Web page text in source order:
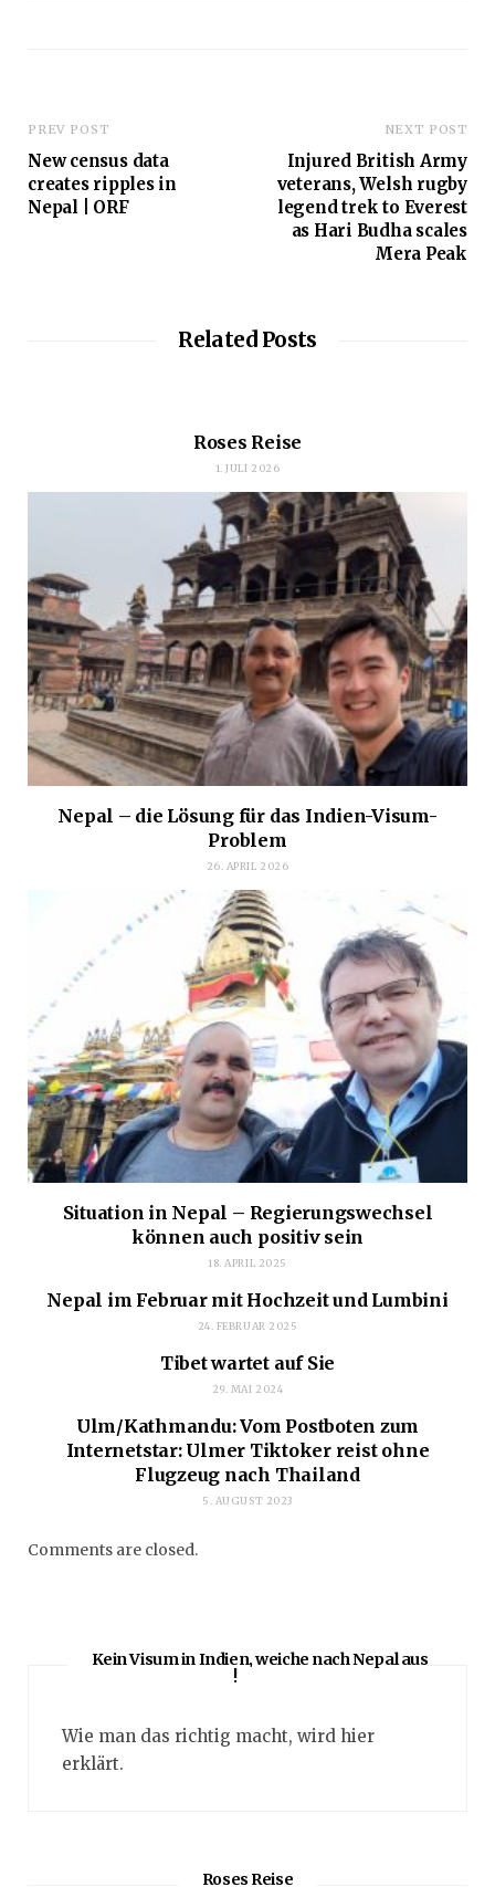
PREV POST
New census data
creates ripples in
Nepal | ORF
NEXT POST
Injured British Army
veterans, Welsh rugby
legend trek to Everest
as Hari Budha scales
Mera Peak
Related Posts
Roses Reise
1. JULI 2026
Nepal – die Lösung für das Indien-Visum-
Problem
26. APRIL 2026
Situation in Nepal – Regierungswechsel
können auch positiv sein
18. APRIL 2025
Nepal im Februar mit Hochzeit und Lumbini
24. FEBRUAR 2025
Tibet wartet auf Sie
29. MAI 2024
Ulm/Kathmandu: Vom Postboten zum
Internetstar: Ulmer Tiktoker reist ohne
Flugzeug nach Thailand
5. AUGUST 2023
Comments are closed.
Kein Visum in Indien, weiche nach Nepal aus
!
Wie man das richtig macht, wird hier
erklärt.
Roses Reise